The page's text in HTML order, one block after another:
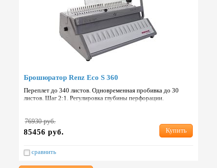
Брошюратор Renz Eco S 360
Переплет до 340 листов. Одновременная пробивка до 30
листов. Шаг 2:1. Регулировка глубины перфорации.
76930 руб.
85456 руб. Купить
сравнить